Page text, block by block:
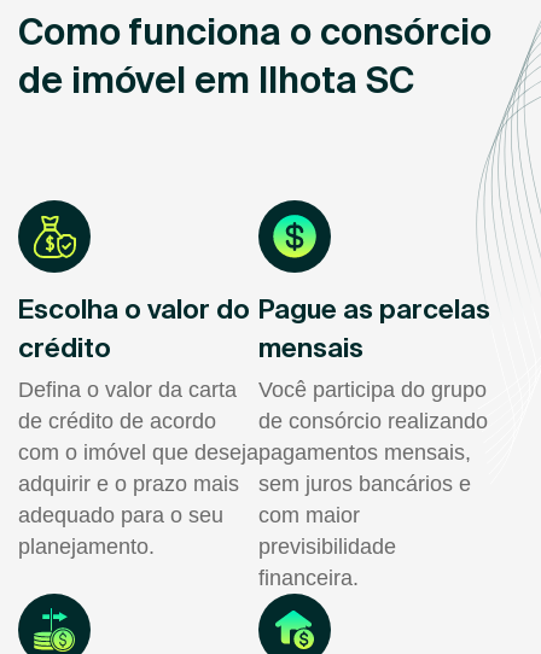
Como funciona o consórcio
de imóvel em Ilhota SC
Escolha o valor do
crédito
Defina o valor da carta
de crédito de acordo
com o imóvel que deseja
adquirir e o prazo mais
adequado para o seu
planejamento.
Pague as parcelas
mensais
Você participa do grupo
de consórcio realizando
pagamentos mensais,
sem juros bancários e
com maior
previsibilidade
financeira.